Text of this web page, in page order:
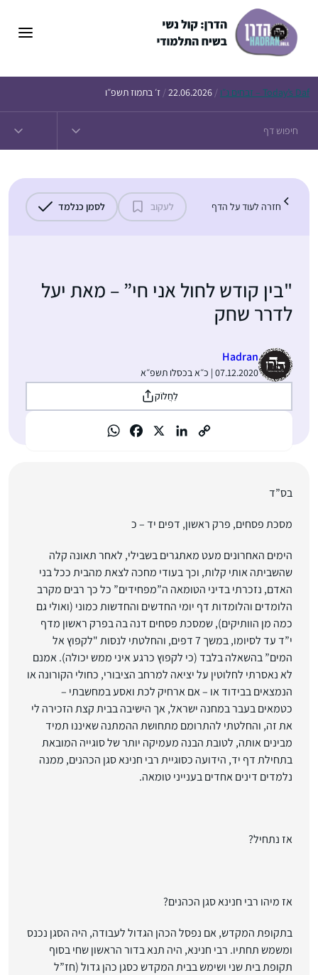
Today’s
/
22.06.2026
/ז׳ בתמוז תשפ״ו
חזרה לעוד על הדף לעקוב לסמן כנלמד
"בין קודש לחול אני חי” – מאת יעל
לדרר שחק
Hadran
07.12.2020 | כ״א בכסלו תשפ״א
לַחֲלוֹק
בס”ד
מסכת פסחים, פרק ראשון, דפים יד – כ
הימים האחרונים מעט מאתגרים בשבילי, לאחר תאונה קלה
שהשביתה אותי קלות, וכך בעודי מחכה לצאת מהבית ככל בני
האדם, נזכרתי בדיני הטומאה ה”מפחידים” כל כך רבים מקרב
הלומדים והלומדות דף יומי החדשים והחדשות כמוני (ואולי גם
כמה מן הוותיקים), שמסכת פסחים דנה בה בפרק ראשון מדף
י”ד עד לסיומו, במשך 7 דפים, והחלטתי לנסות "לקפוץ אל
המים” בהשאלה בלבד (כי לקפוץ כרגע איני ממש יכולה). אמנם
לא נאסרתי לחלוטין על יציאה למרחב הציבורי, כחולי הקורונה או
הנמצאים בבידוד או – אם ארחיק לכת ואסע במחשבתי –
כטמאים בעבר במחנה ישראל, אך הישיבה בבית קצת הזכירה לי
את זה, והחלטתי להתרומם מתחושת ההמתנה שאיננו תמיד
מבינים אותה, לטובת הבנה מעמיקה יותר של סוגייה המובאת
בתחילת דף יד, הידועה כסוגיית רבי חנינא סגן הכהנים, ממנה
נלמדים דינים אחדים בענייני טומאה.
אז נתחיל?
אז מיהו רבי חנינא סגן הכהנים?
בתקופת המקדש, אם נפסל הכהן הגדול לעבודה, היה הסגן נכנס
ומשמש תחתיו. רבי חנינא, היה תנא בדור הראשון שחי בסוף
תקופת בית שני ושימש בבית המקדש כסגן כהן גדול (חז”ל